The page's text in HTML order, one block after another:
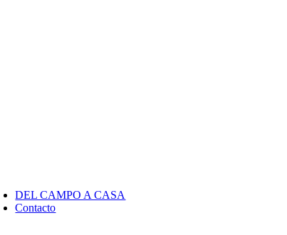
DEL CAMPO A CASA
Contacto